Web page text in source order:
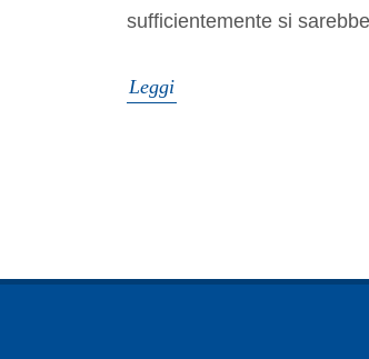
sufficientemente si
Leggi